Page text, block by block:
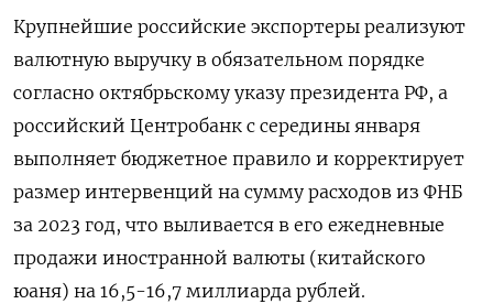
Крупнейшие российские экспортеры реализуют
валютную выручку в обязательном порядке
согласно октябрьскому указу президента РФ, а
российский Центробанк с середины января
выполняет бюджетное правило и корректирует
размер интервенций на сумму расходов из ФНБ
за 2023 год, что выливается в его ежедневные
продажи иностранной валюты (китайского
юаня) на 16,5-16,7 миллиарда рублей.